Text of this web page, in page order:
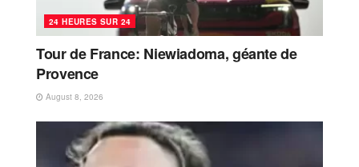
24 HEURES SUR 24
Tour de France: Niewiadoma, géante de
Provence
August 8, 2026